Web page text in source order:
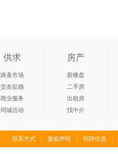
供求
跳蚤市场
交友征婚
商业服务
同城活动
房产
新楼盘
二手房
出租房
找中介
联系方式 版权声明 招聘信息